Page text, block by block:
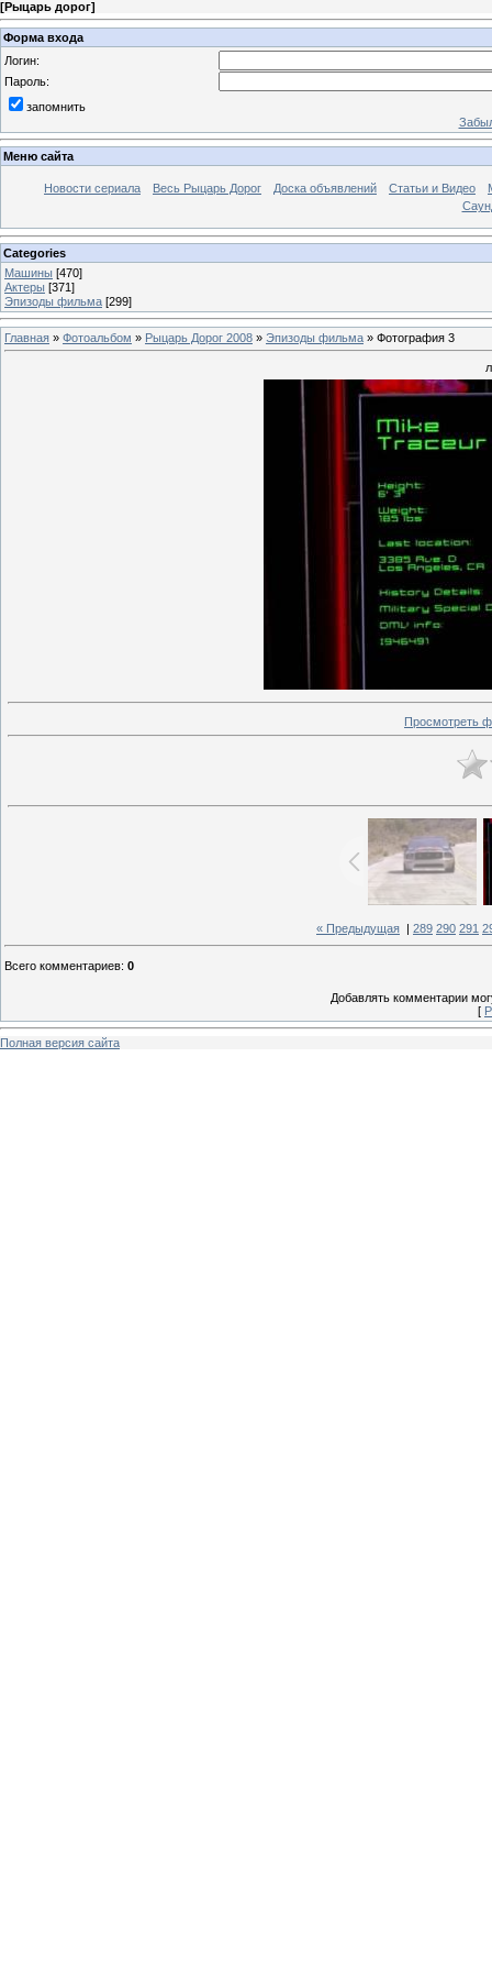
[Рыцарь дорог]
Форма входа
Логин:
Пароль:
запомнить
Меню сайта
Новости сериала Весь Рыцарь Дорог Доска объявлений Статьи и Видео
Categories
Машины [470]
Актеры [371]
Эпизоды фильма [299]
Главная » Фотоальбом » Рыцарь Дорог 2008 » Эпизоды фильма » Фотография 3
Просмотреть
« Предыдущая 289 290 291
Всего комментариев: 0
Добавлять комментарии
[
Полная версия сайта